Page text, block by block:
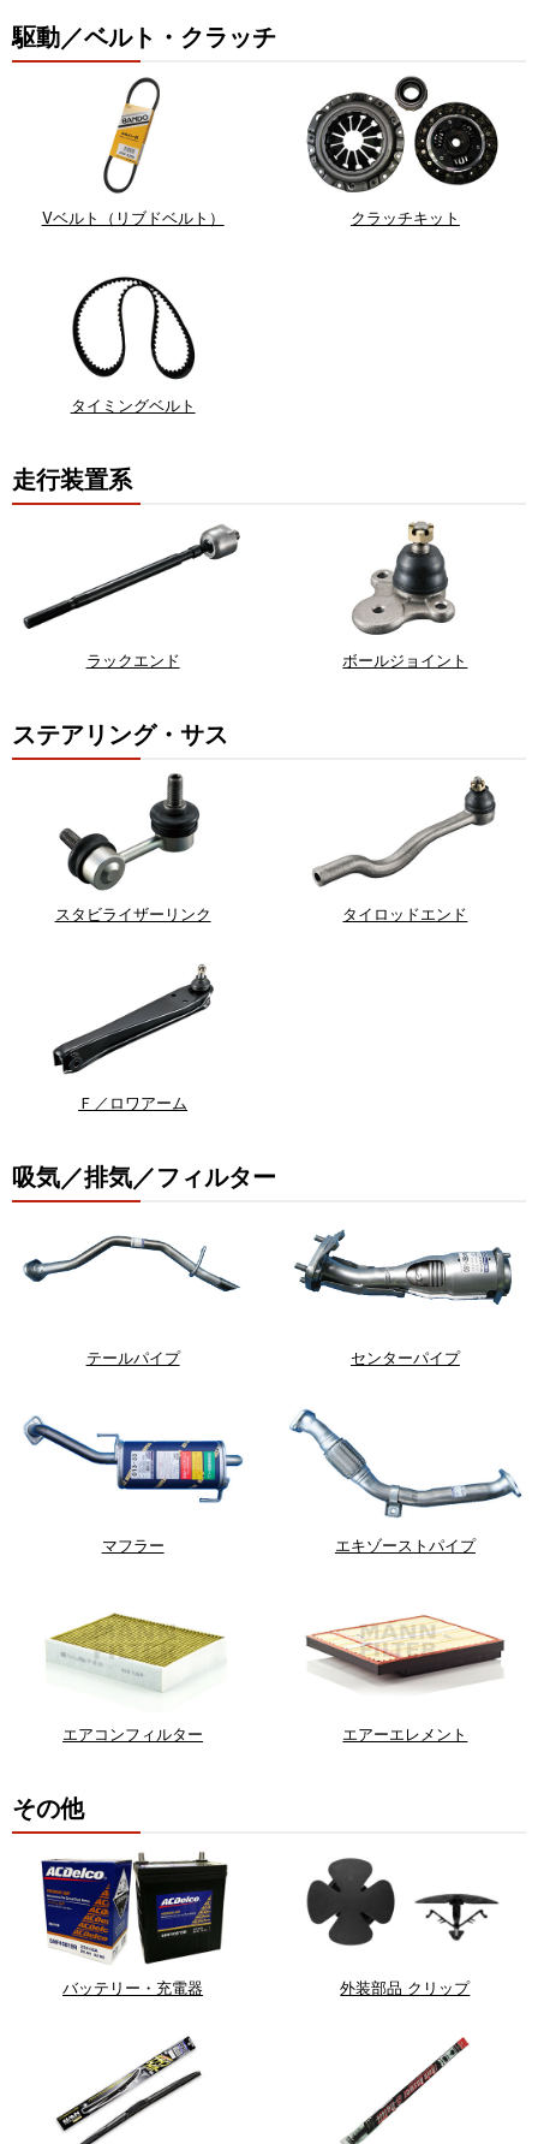
駆動／ベルト・クラッチ
Vベルト（リブドベルト） クラッチキット
タイミングベルト
走行装置系
ラックエンド ボールジョイント
ステアリング・サス
スタビライザーリンク タイロッドエンド
Ｆ／ロワアーム
吸気／排気／フィルター
テールパイプ センターパイプ
マフラー エキゾーストパイプ
エアコンフィルター エアーエレメント
その他
バッテリー・充電器 外装部品 クリップ